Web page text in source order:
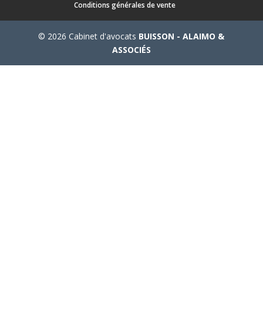
Conditions générales de vente
© 2026 Cabinet d'avocats BUISSON - ALAIMO &
ASSOCIÉS